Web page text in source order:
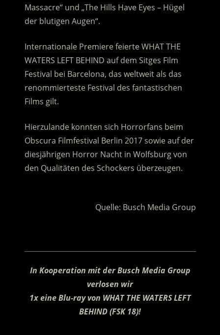
Massacre“ und „The Hills Have Eyes – Hügel
der blutigen Augen“.
Internationale Premiere feierte WHAT THE
WATERS LEFT BEHIND auf dem Sitges Film
Festival bei Barcelona, das weltweit als das
renommierteste Festival des fantastischen
Films gilt.
Hierzulande konnten sich Horrorfans beim
Obscura Filmfestival Berlin 2017 sowie auf der
diesjährigen Horror Nacht in Wolfsburg von
den Qualitäten des Schockers überzeugen.
Quelle: Busch Media Group
In Kooperation mit der Busch Media Group
verlosen wir
1x eine Blu-ray von WHAT THE WATERS LEFT
BEHIND (FSK 18)!